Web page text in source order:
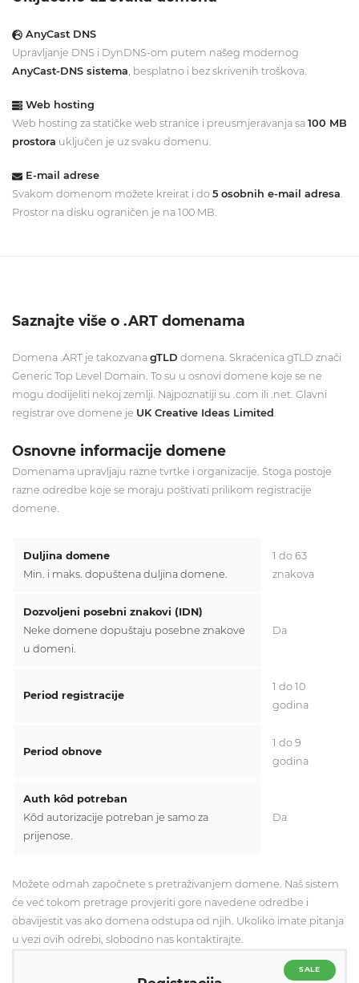
AnyCast DNS
Upravljanje DNS i DynDNS-om putem našeg modernog
AnyCast-DNS sistema , besplatno i bez skrivenih troškova.
Web hosting
Web hosting za statičke web stranice i preusmjeravanja sa 100 MB
prostora uključen je uz svaku domenu.
E-mail adrese
Svakom domenom možete kreirat i do 5 osobnih e-mail adresa.
Prostor na disku ograničen je na 100 MB.
Saznajte više o .ART domenama
Domena .ART je takozvana gTLD domena. Skraćenica gTLD znači
Generic Top Level Domain. To su u osnovi domene koje se ne
mogu dodijeliti nekoj zemlji. Najpoznatiji su .com ili .net. Glavni
registrar ove domene je UK Creative Ideas Limited
Osnovne informacije domene
Domenama upravljaju razne tvrtke i organizacije. Stoga postoje
razne odredbe koje se moraju poštivati ​​prilikom registracije
domene.
Duljina domene
Min. i maks. dopuštena duljina domene.
1 do 63
znakova
Dozvoljeni posebni znakovi (IDN)
Neke domene dopuštaju posebne znakove
u domeni.
Da
Period registracije
1 do 10
godina
Period obnove
1 do 9
godina
Auth kôd potreban
Kôd autorizacije potreban je samo za
prijenose.
Da
Možete odmah započnete s pretraživanjem domene. Naš sistem
će već tokom pretrage provjeriti gore navedene odredbe i
obavijestit vas ako domena odstupa od njih. Ukoliko imate pitanja
u vezi ovih odrebi, slobodno nas kontaktirajte.
SALE